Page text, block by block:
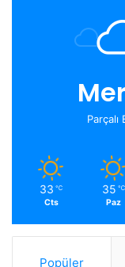
Parçalı
33 ℃
Cts
35 ℃
Paz
Popüler